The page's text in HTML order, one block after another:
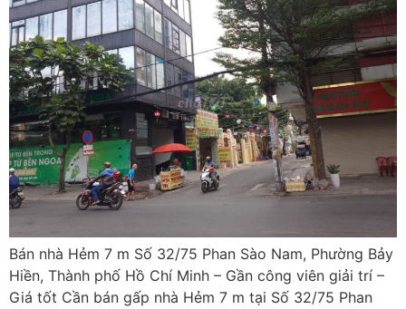
Bán nhà Hẻm 7 m Số 32/75 Phan Sào Nam, Phường Bảy
Hiền, Thành phố Hồ Chí Minh – Gần công viên giải trí –
Giá tốt Cần bán gấp nhà Hẻm 7 m tại Số 32/75 Phan